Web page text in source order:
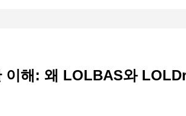
이해: 왜 LOLBAS와